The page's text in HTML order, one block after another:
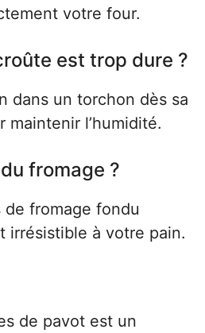
votre four.
est trop dure ?
dans un torchon dès sa
l’humidité.
fromage ?
de fromage fondu
irrésistible à votre pain.
de pavot est un